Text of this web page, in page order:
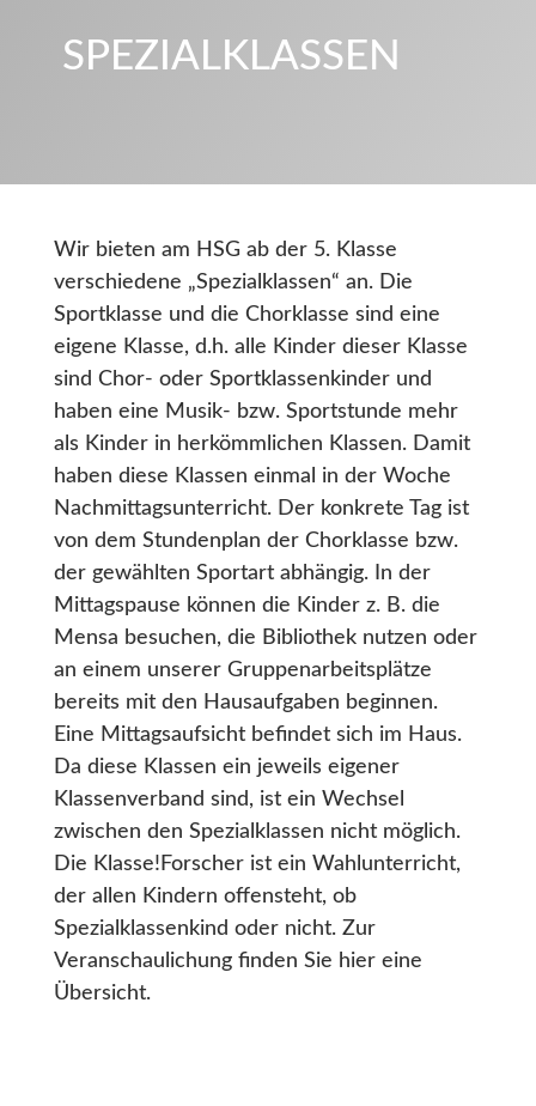
SPEZIALKLASSEN
Wir bieten am HSG ab der 5. Klasse
verschiedene „Spezialklassen“ an. Die
Sportklasse und die Chorklasse sind eine
eigene Klasse, d.h. alle Kinder dieser Klasse
sind Chor- oder Sportklassenkinder und
haben eine Musik- bzw. Sportstunde mehr
als Kinder in herkömmlichen Klassen. Damit
haben diese Klassen einmal in der Woche
Nachmittagsunterricht. Der konkrete Tag ist
von dem Stundenplan der Chorklasse bzw.
der gewählten Sportart abhängig. In der
Mittagspause können die Kinder z. B. die
Mensa besuchen, die Bibliothek nutzen oder
an einem unserer Gruppenarbeitsplätze
bereits mit den Hausaufgaben beginnen.
Eine Mittagsaufsicht befindet sich im Haus.
Da diese Klassen ein jeweils eigener
Klassenverband sind, ist ein Wechsel
zwischen den Spezialklassen nicht möglich.
Die Klasse!Forscherist ein Wahlunterricht,
der allen Kindern offensteht, ob
Spezialklassenkind oder nicht. Zur
Veranschaulichung finden Sie hier eine
Übersicht.